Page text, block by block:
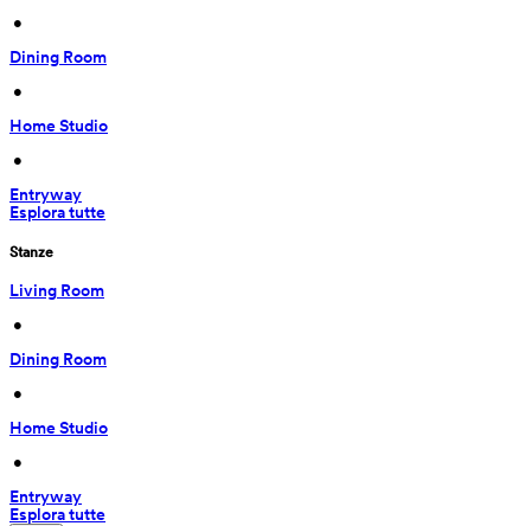
•
Dining Room
•
Home Studio
•
Entryway
Esplora tutte
Stanze
Living Room
•
Dining Room
•
Home Studio
•
Entryway
Esplora tutte